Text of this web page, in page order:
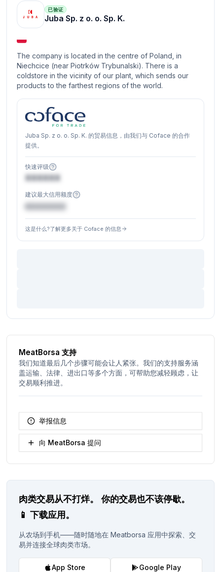
已验证
Juba Sp. z o. o. Sp. K.
The company is located in the centre of Poland, in
Niechcice (near Piotrków Trybunalski). There is a
coldstore in the vicinity of our plant, which sends our
products to the farthest regions of the world.
Juba Sp. z o. o. Sp. K. 的贸易信息，由我们与 Coface 的合作
提供。
快速评级
XXXXXX
建议最大信用额度
€XXXXXX
这是什么?了解更多关于 Coface 的信息
MeatBorsa 支持
我们知道最后几个步骤可能会让人紧张。我们的支持服务涵
盖运输、法律、进出口等多个方面，可帮助您减轻顾虑，让
交易顺利推进。
举报信息
向 MeatBorsa 提问
肉类交易从不打烊。
你的交易也不该停歇。
📱下载应用。
从农场到手机——随时随地在 Meatborsa 应用中探索、交
易并连接全球肉类市场。
App Store Google Play